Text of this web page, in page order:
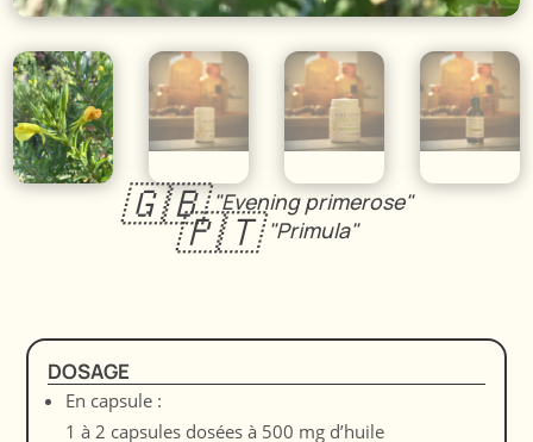
🇬🇧"Evening primerose"
🇵🇹"Primula"
DOSAGE
En capsule :
1 à 2 capsules dosées à 500 mg d’huile